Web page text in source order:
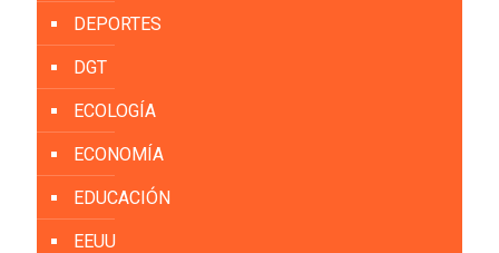
DEPORTES
DGT
ECOLOGÍA
ECONOMÍA
EDUCACIÓN
EEUU